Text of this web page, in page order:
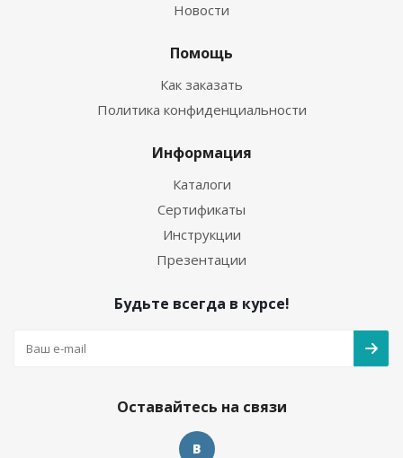
Новости
Помощь
Как заказать
Политика конфиденциальности
Информация
Каталоги
Сертификаты
Инструкции
Презентации
Будьте всегда в курсе!
Оставайтесь на связи